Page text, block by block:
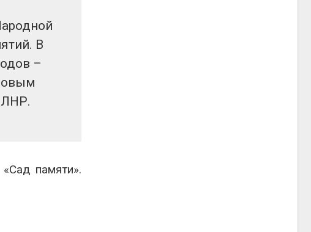
В
–
ЛНР.
памяти».